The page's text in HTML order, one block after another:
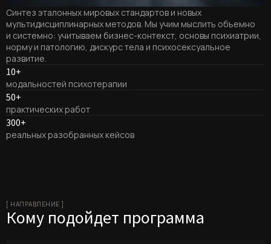
Синтез эталонных мировых стандартов и новых
мультидисциплинарных методов. Мы учим мыслить объемно
и системно: учитываем бизнес-контекст, основы психиатрии,
норму и патологию, дискурс тела и психосексуальное
развитие.
10+
модальностей психотерапии
50+
практических работ
300+
реальных разобранных кейсов
[ НАПРАВЛЕНИЕ ]
Кому подойдет программа